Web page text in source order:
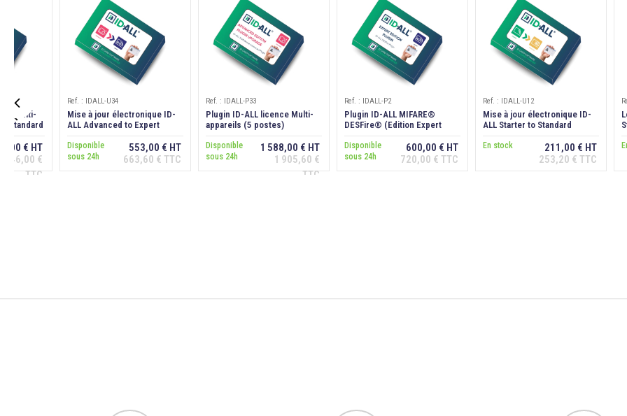

Multi-
Standard
€ HT
146,00 €
TTC
au
Ref. : IDALL-U34
Mise à jour électronique ID-
ALL Advanced to Expert
Disponible
sous 24h
553,00 € HT
663,60 € TTC
Ajouter au
Ref. : IDALL-P33
Plugin ID-ALL licence Multi-
appareils (5 postes)
Disponible
sous 24h
1 588,00 € HT
1 905,60 €
TTC
Ajouter au
Ref. : IDALL-P2
Plugin ID-ALL MIFARE®
DESFire® (Edition Expert
Disponible
sous 24h
600,00 € HT
720,00 € TTC
Ajouter au
Ref. : IDALL-U12
Mise à jour électronique ID-
ALL Starter to Standard
En stock
211,00 € HT
253,20 € TTC
Ajouter au